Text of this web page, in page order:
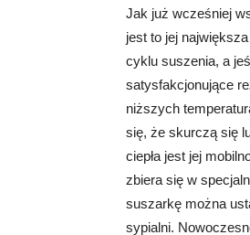
Jak już wcześniej
jest to jej
cyklu suszenia, a
satysfakcjonujące
niższych
się, że skurczą się
ciepła jest jej
zbiera się w
suszarkę można
sypialni.